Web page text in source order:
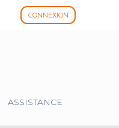
CONNEXION
ASSISTANCE